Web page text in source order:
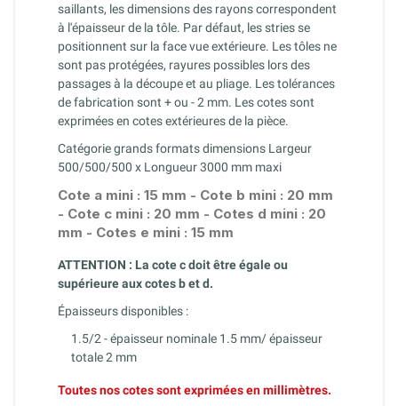
saillants, les dimensions des rayons correspondent
à l'épaisseur de la tôle. Par défaut, les stries se
positionnent sur la face vue extérieure. Les tôles ne
sont pas protégées, rayures possibles lors des
passages à la découpe et au pliage. Les tolérances
de fabrication sont + ou - 2 mm. Les cotes sont
exprimées en cotes extérieures de la pièce.
Catégorie grands formats dimensions Largeur
500/500/500 x Longueur 3000 mm maxi
Cote a mini : 15 mm - Cote b mini : 20 mm
- Cote c mini : 20 mm - Cotes d mini : 20
mm - Cotes e mini : 15 mm
ATTENTION : La cote c doit être égale ou
supérieure aux cotes b et d.
Épaisseurs disponibles :
1.5/2 - épaisseur nominale 1.5 mm/ épaisseur
totale 2 mm
Toutes nos cotes sont exprimées en millimètres.